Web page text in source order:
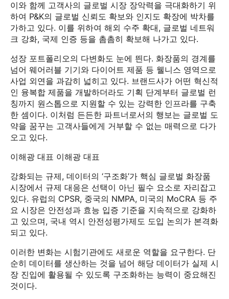
이와 함께 고객사의 글로벌 시장 장악력을 극대화하기 위
하여 P&K의 글로벌 신뢰도 확보와 인지도 확장에 박차를
가하고 있다. 이를 위하여 해외 수주 확대, 글로벌 네트워
크 강화, 국제 인증 등을 촘촘히 확보해 나가고 있다.
성장 포트폴리오의 다변화도 눈에 띈다. 화장품의 경계를
넘어 웨어러블 기기와 다이어트 제품 등 웰니스 영역으로
사업 외연을 과감히 넓히고 있다. 브랜드사가 어떤 혁신적
인 융복합 제품을 개발하더라도 기획 단계부터 글로벌 런
칭까지 원스톱으로 지원할 수 있는 강력한 인프라를 구축
한 셈이다. 이처럼 든든한 파트너로서의 행보는 글로벌 도
약을 꿈꾸는 고객사들에게 거부할 수 없는 매력으로 다가
오고 있다.
이해광 대표 이해광 대표
강화되는 규제, 데이터의 ‘구조화’가 핵심 글로벌 화장품
시장에서 규제 대응은 선택이 아닌 필수 요소로 자리잡고
있다. 유럽의 CPSR, 중국의 NMPA, 미국의 MoCRA 등 주
요 시장은 안전성과 효능 입증 기준을 지속적으로 강화하
고 있으며, 국내 역시 안전성평가제도 도입 논의가 본격화
되고 있다.
이러한 변화는 시험기관에도 새로운 역할을 요구한다. 단
순히 데이터를 생산하는 것을 넘어 해당 데이터가 실제 시
장 진입에 활용될 수 있도록 구조화하는 능력이 중요해진
것이다.